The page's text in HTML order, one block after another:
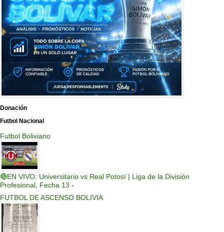
Donación
Futbol Nacional
Futbol Boliviano
🔴EN VIVO: Universitario vs Real Potosí | Liga de la División
Profesional, Fecha 13 -
FUTBOL DE ASCENSO BOLIVIA